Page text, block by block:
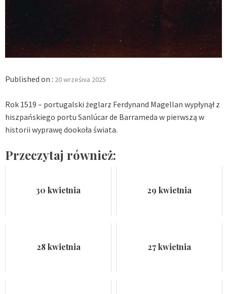
Published on : 20 września 2025
Rok 1519 – portugalski żeglarz Ferdynand Magellan wypłynął z
hiszpańskiego portu Sanlúcar de Barrameda w pierwszą w
historii wyprawę dookoła świata.
Przeczytaj również:
30 kwietnia 29 kwietnia
28 kwietnia 27 kwietnia